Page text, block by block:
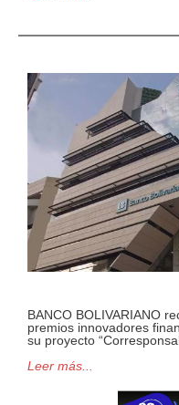
BANCO BOLIVARIANO
premios innovadores
su proyecto
Leer más...